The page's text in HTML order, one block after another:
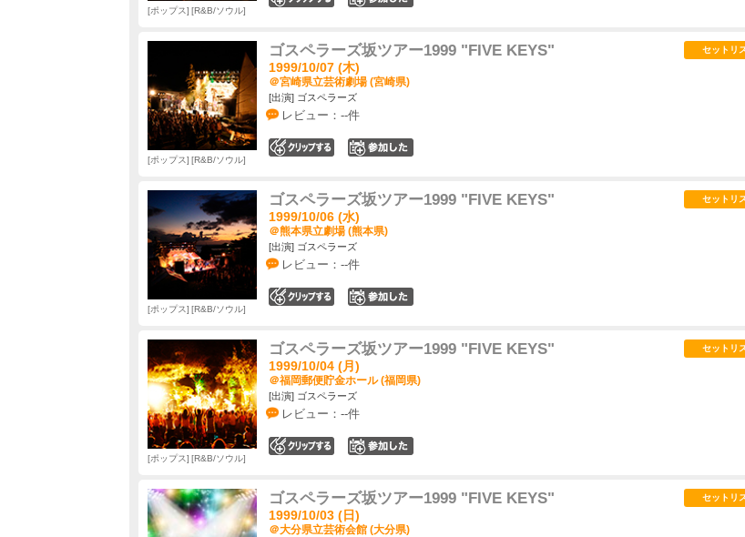
ポップス R&B/ソウル
ゴスペラーズ坂ツアー1999 "FIVE KEYS"
1999/10/07 (木)
＠宮崎県立芸術劇場 (宮崎県)
[出演] ゴスペラーズ
レビュー：--件
セットリ
ポップス R&B/ソウル
ゴスペラーズ坂ツアー1999 "FIVE KEYS"
1999/10/06 (水)
＠熊本県立劇場 (熊本県)
[出演] ゴスペラーズ
レビュー：--件
セットリ
ポップス R&B/ソウル
ゴスペラーズ坂ツアー1999 "FIVE KEYS"
1999/10/04 (月)
＠福岡郵便貯金ホール (福岡県)
[出演] ゴスペラーズ
レビュー：--件
セットリ
ポップス R&B/ソウル
ゴスペラーズ坂ツアー1999 "FIVE KEYS"
1999/10/03 (日)
＠大分県立芸術会館 (大分県)
セットリ